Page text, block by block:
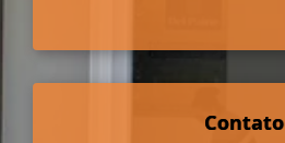
Contato